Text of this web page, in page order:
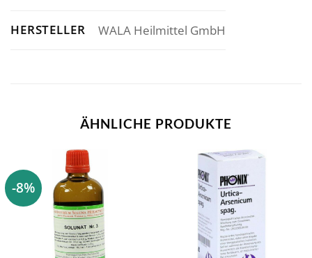
HERSTELLER WALA Heilmittel GmbH
ÄHNLICHE PRODUKTE
-8%